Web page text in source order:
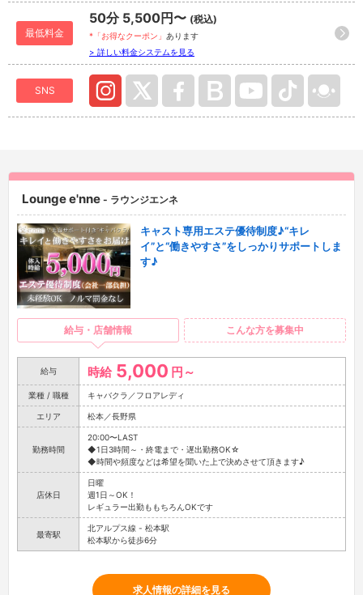
最低料金
50分 5,500円〜 (税込)
*「お得なクーポン」 あります
> 詳しい料金システムを見る
SNS
Lounge e'nne - ラウンジエンネ
キャスト専用エステ優待制度♪“キレ
イ”と“働きやすさ”をしっかりサポートしま
す♪
給与・店舗情報 こんな方を募集中
給与 時給 5,000 円～
業種 / 職種 キャバクラ／フロアレディ
エリア 松本／長野県
勤務時間
20:00〜LAST
◆1日3時間～・終電まで・遅出勤務OK☆
◆時間や頻度などは希望を聞いた上で決めさせて頂きます♪
店休日
日曜
週1日～OK！
レギュラー出勤ももちろんOKです
最寄駅
北アルプス線 - 松本駅
松本駅から徒歩6分
求人情報の詳細を見る